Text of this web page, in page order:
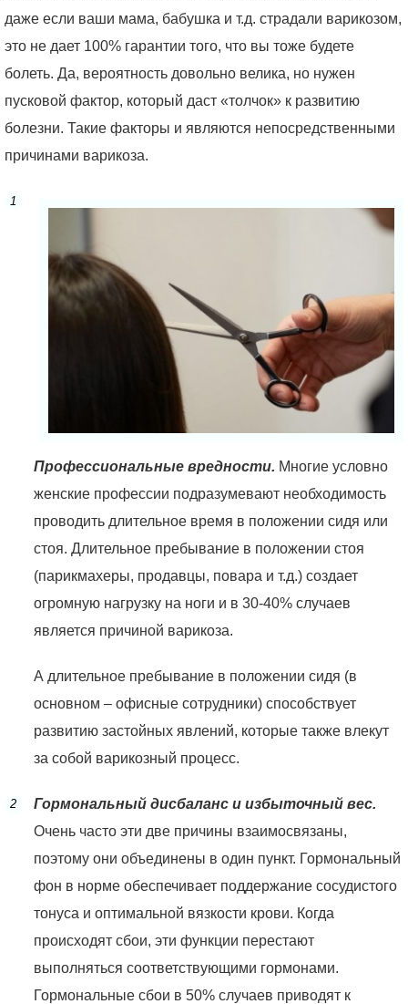
даже если ваши мама, бабушка и т.д. страдали варикозом,
это не дает 100% гарантии того, что вы тоже будете
болеть. Да, вероятность довольно велика, но нужен
пусковой фактор, который даст «толчок» к развитию
болезни. Такие факторы и являются непосредственными
причинами варикоза.
Профессиональные вредности. Многие условно
женские профессии подразумевают необходимость
проводить длительное время в положении сидя или
стоя. Длительное пребывание в положении стоя
(парикмахеры, продавцы, повара и т.д.) создает
огромную нагрузку на ноги и в 30-40% случаев
является причиной варикоза.
А длительное пребывание в положении сидя (в
основном – офисные сотрудники) способствует
развитию застойных явлений, которые также влекут
за собой варикозный процесс.
Гормональный дисбаланс и избыточный вес.
Очень часто эти две причины взаимосвязаны,
поэтому они объединены в один пункт. Гормональный
фон в норме обеспечивает поддержание сосудистого
тонуса и оптимальной вязкости крови. Когда
происходят сбои, эти функции перестают
выполняться соответствующими гормонами.
Гормональные сбои в 50% случаев приводят к